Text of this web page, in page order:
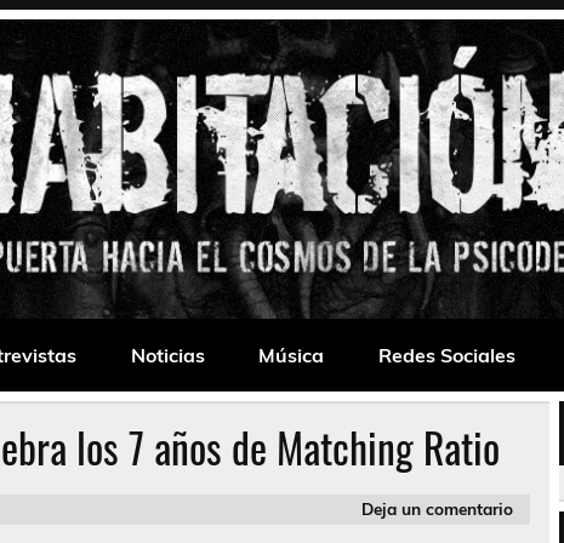
Noticias Música Redes Sociales
los 7 años de Matching Ratio
Deja un comentario